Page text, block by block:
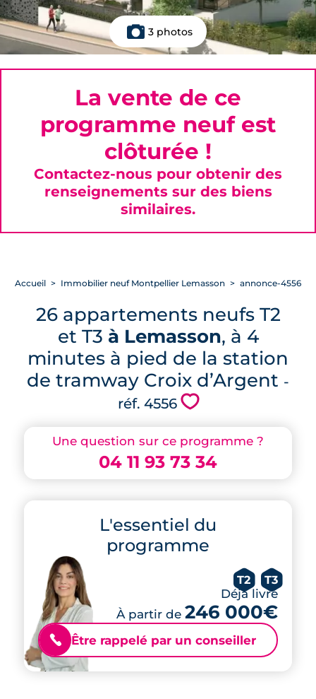
3 photos
Une question sur ce programme ?
04 11 93 73 34
L'essentiel du
programme
T2 T3
Déjà livré
À partir de 246 000€
📞 Être rappelé par un conseiller
Accueil Immobilier neuf Montpellier Lemasson annonce-4556
26 appartements neufs T2
et T3 à Lemasson, à 4
minutes à pied de la station
de tramway Croix d’Argent -
réf. 4556 💗
La vente de ce
programme neuf est
clôturée !
Contactez-nous pour obtenir des
renseignements sur des biens
similaires.